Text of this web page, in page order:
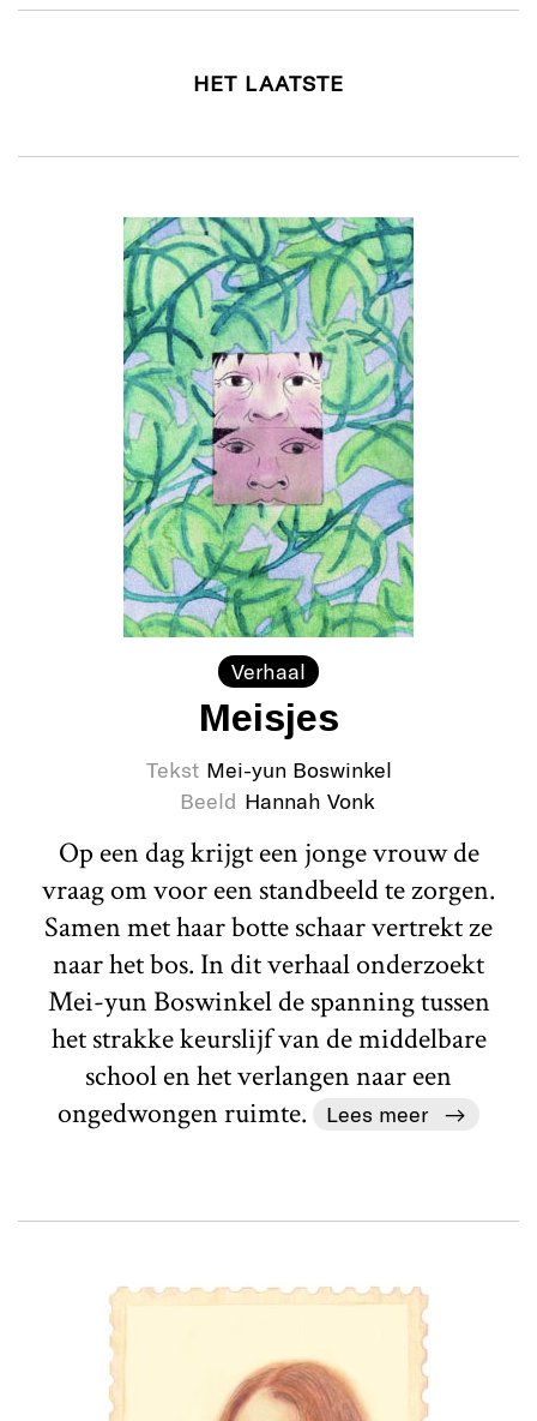
HET LAATSTE
Verhaal
Meisjes
Tekst Mei-yun Boswinkel
Beeld Hannah Vonk
Op een dag krijgt een jonge vrouw de
vraag om voor een standbeeld te zorgen.
Samen met haar botte schaar vertrekt ze
naar het bos. In dit verhaal onderzoekt
Mei-yun Boswinkel de spanning tussen
het strakke keurslijf van de middelbare
school en het verlangen naar een
ongedwongen ruimte.
Lees meer